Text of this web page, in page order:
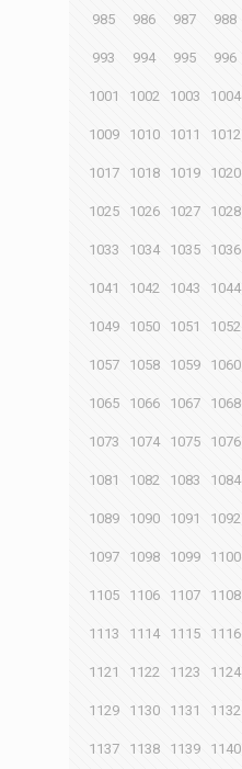
985 986 987 988
993 994 995 996
1001 1002 1003 1004
1009 1010 1011 1012
1017 1018 1019 1020
1025 1026 1027 1028
1033 1034 1035 1036
1041 1042 1043 1044
1049 1050 1051 1052
1057 1058 1059 1060
1065 1066 1067 1068
1073 1074 1075 1076
1081 1082 1083 1084
1089 1090 1091 1092
1097 1098 1099 1100
1105 1106 1107 1108
1113 1114 1115 1116
1121 1122 1123 1124
1129 1130 1131 1132
1137 1138 1139 1140